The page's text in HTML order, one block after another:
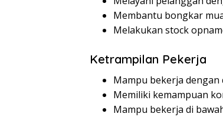
Membantu bongkar
Melakukan stock
Ketrampilan Pekerja
Mampu bekerja dengan
Memiliki kemampuan
Mampu bekerja di